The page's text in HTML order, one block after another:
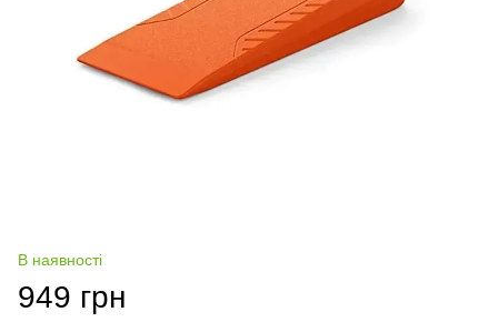
В наявності
949 грн